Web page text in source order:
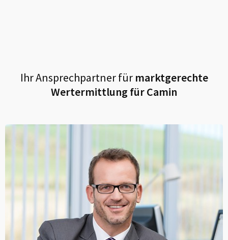
Ihr Ansprechpartner fürmarktgerechte
Wertermittlung fürCamin